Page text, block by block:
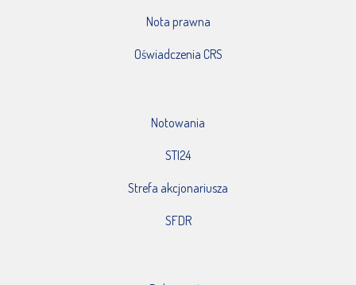
Nota prawna
Oświadczenia CRS
Notowania
STI24
Strefa akcjonariusza
SFDR